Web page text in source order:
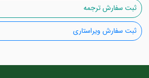
ثبت سفارش ترجمه
ثبت سفارش ویراستاری